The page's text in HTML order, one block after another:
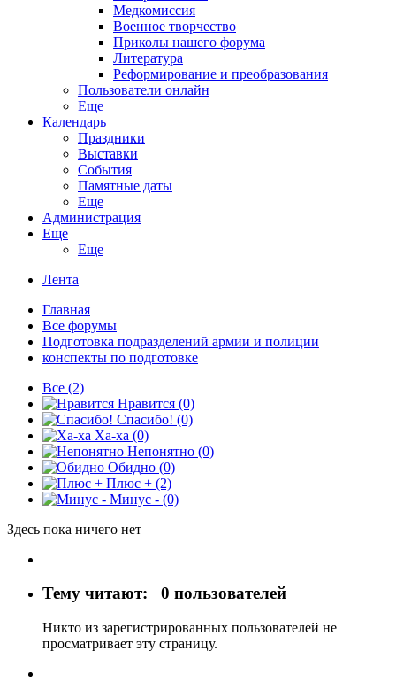
Медкомиссия
Военное творчество
Приколы нашего форума
Литература
Реформирование и преобразования
Пользователи онлайн
Еще
Календарь
Праздники
Выставки
События
Памятные даты
Еще
Администрация
Еще
Еще
Лента
Главная
Все форумы
Подготовка подразделений армии и полиции
конспекты по подготовке
Все (2)
Нравится (0)
Спасибо! (0)
Ха-ха (0)
Непонятно (0)
Обидно (0)
Плюс + (2)
Минус - (0)
Здесь пока ничего нет
Тему читают: 0 пользователей
Никто из зарегистрированных пользователей не
просматривает эту страницу.